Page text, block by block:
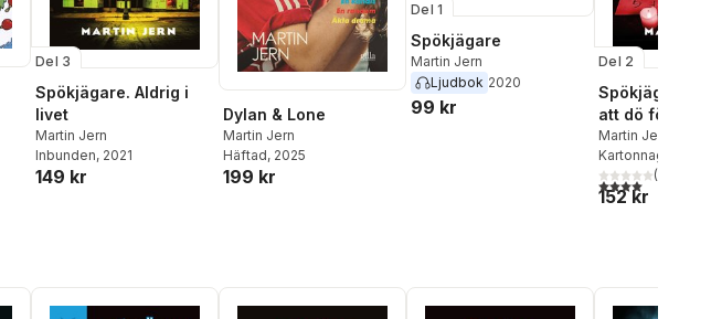
Del 3
Spökjägare. Aldrig i
livet
Martin Jern
Inbunden, 2021
149 kr
Dylan & Lone
Martin Jern
Häftad, 2025
199 kr
Del 1
Spökjägare
Martin Jern
Ljudbok 2020
99 kr
Del 2
Spökjägare.
att dö för
Martin Jern
Kartonnage
4,0utav 5(
152 kr